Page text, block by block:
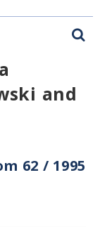
and
62 / 1995